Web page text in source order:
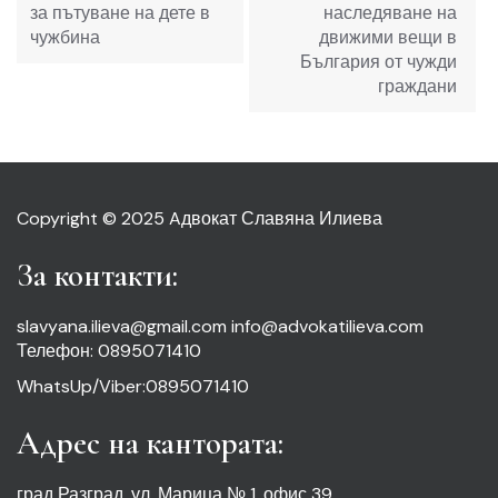
за пътуване на дете в
чужбина
наследяване на
движими вещи в
България от чужди
граждани
Copyright © 2025 Aдвокат Славяна Илиева
За контакти:
slavyana.ilieva@gmail.com info@advokatilieva.com
Телефон: 0895071410
WhatsUp/Viber:0895071410
Адрес на кантората: